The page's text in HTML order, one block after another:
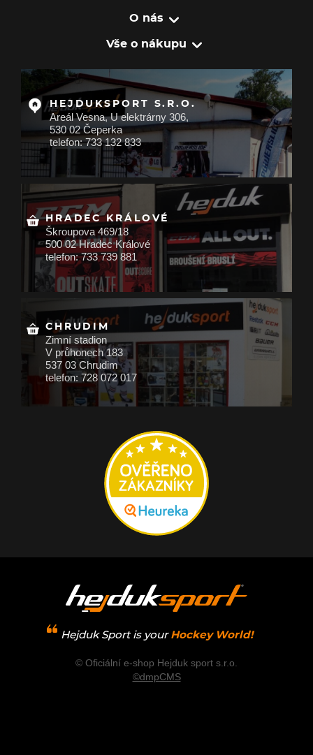
O nás
Vše o nákupu
HEJDUKSPORT S.R.O.
Areál Vesna, U elektrárny 306,
530 02 Čeperka
telefon: 733 132 833
HRADEC KRÁLOVÉ
Škroupova 469/18
500 02 Hradec Králové
telefon: 733 739 881
CHRUDIM
Zimní stadion
V průhonech 183
537 03 Chrudim
telefon: 728 072 017
Hejduk Sport is your Hockey World!
© Oficiální e-shop Hejduk sport s.r.o.
©dmpCMS